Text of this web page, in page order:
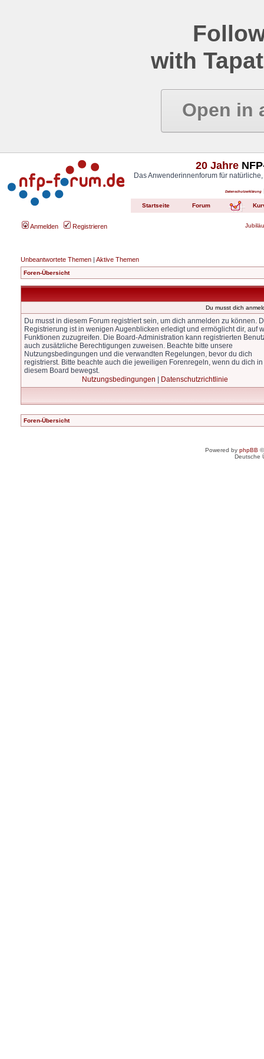
with
Open in
20 Jahre
Das Anwenderinnenforum für
Datenschutzerklärung
Startseite Forum
Anmelden Registrieren
Unbeantwortete Themen | Aktive Themen
Foren-Übersicht
Du musst dich
Du musst in diesem Forum registriert sein, um dich anmelden zu können.
Registrierung ist in wenigen Augenblicken erledigt und ermöglicht dir, auf
Funktionen zuzugreifen. Die Board-Administration kann registrierten
auch zusätzliche Berechtigungen zuweisen. Beachte bitte unsere
Nutzungsbedingungen und die verwandten Regelungen, bevor du dich
registrierst. Bitte beachte auch die jeweiligen Forenregeln, wenn du dich in
diesem Board bewegst.
Nutzungsbedingungen
Datenschutzrichtlinie
Foren-Übersicht
Powered by phpBB
Deutsche